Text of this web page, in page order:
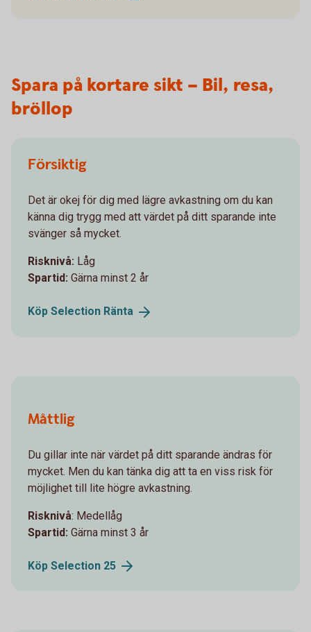
Spara på kortare sikt – Bil, resa,
bröllop
Försiktig
Det är okej för dig med lägre avkastning om du kan
känna dig trygg med att värdet på ditt sparande inte
svänger så mycket.
Risknivå: Låg
Spartid: Gärna minst 2 år
Köp Selection Ränta
Måttlig
Du gillar inte när värdet på ditt sparande ändras för
mycket. Men du kan tänka dig att ta en viss risk för
möjlighet till lite högre avkastning.
Risknivå: Medellåg
Spartid: Gärna minst 3 år
Köp Selection 25